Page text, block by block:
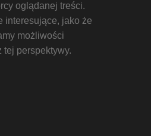
oglądanej treści.
interesujące, jako że
możliwości
perspektywy.